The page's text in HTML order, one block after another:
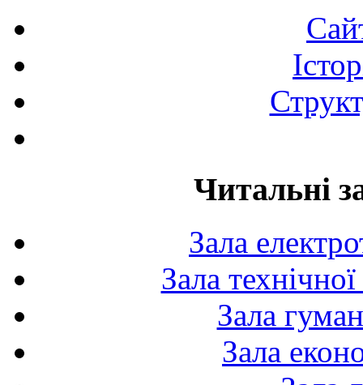
Читальні
Зала
Зала
Зала
Зала